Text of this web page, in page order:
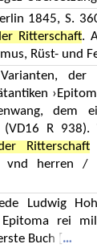
1845, S.
Ritterschaft.
Rüst- und
der
dem
R 938).
Ritterschaft
vnd herren /
Ludwig
rei
Buch [